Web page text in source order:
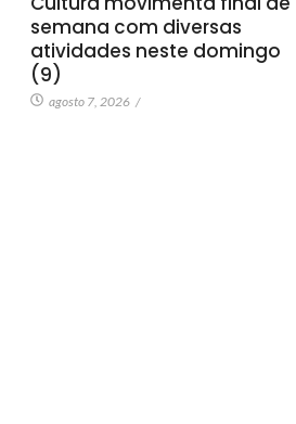
semana com diversas
atividades neste domingo
(9)
agosto 7, 2026 /